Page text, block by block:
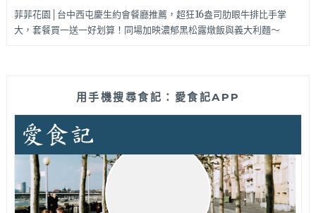
菲菲花園│台中西屯慶生約會餐廳推薦，超狂16盎司肋眼牛排比手掌
大，套餐買一送一好划算！同場加映濃郁黑松露燉飯與義大利麵～
用手機搜尋食記：愛食記APP